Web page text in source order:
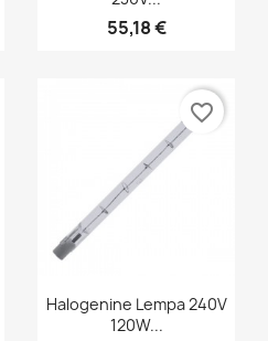
55,18 €
Greita peržiūra
Halogenine Lempa 240V
120W...
favorite_border